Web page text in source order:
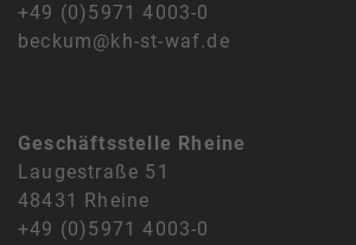
+49 (0)5971 4003-0
beckum@kh-st-waf.de
Geschäftsstelle Rheine
Laugestraße 51
48431 Rheine
+49 (0)5971 4003-0